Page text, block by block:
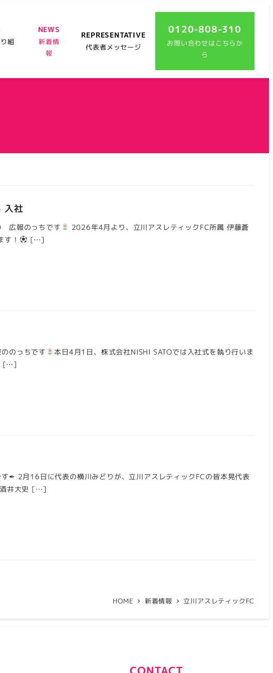
組
NEWS
新着情
報
REPRESENTATIVE
代表者メッセージ
0120-808-310
お問い合わせはこちらか
ら
入社
広報のっちです
2026年4月より、立川アスレティックFC所属 伊藤蒼
！
[…]
のっちです
本日4月1日、株式会社NISHI SATOでは入社式を執り行いま
[…]
✒ 2月16日に代表の横川みどりが、立川アスレティックFCの皆本晃代表
酒井大史 […]
HOME 新着情報 立川アスレティックFC